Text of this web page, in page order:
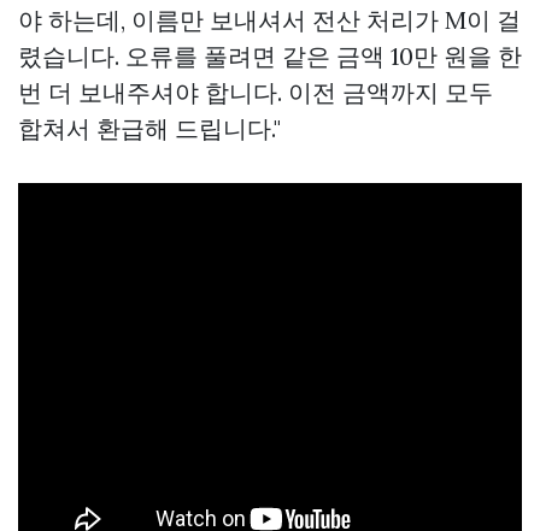
야 하는데, 이름만 보내셔서 전산 처리가 M이 걸
렸습니다. 오류를 풀려면 같은 금액 10만 원을 한
번 더 보내주셔야 합니다. 이전 금액까지 모두
합쳐서 환급해 드립니다."